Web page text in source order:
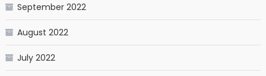
September 2022
August 2022
July 2022